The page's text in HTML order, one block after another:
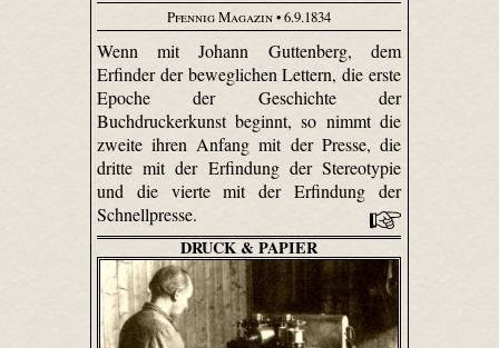
Pfennig Magazin• 6.9.1834
Wenn mit Johann Guttenberg, dem
Erfinder der beweglichen Lettern, die erste
Epoche der Geschichte der
Buchdruckerkunst beginnt, so nimmt die
zweite ihren Anfang mit der Presse, die
dritte mit der Erfindung der Stereotypie
und die vierte mit der Erfindung der
Schnellpresse.
DRUCK & PAPIER